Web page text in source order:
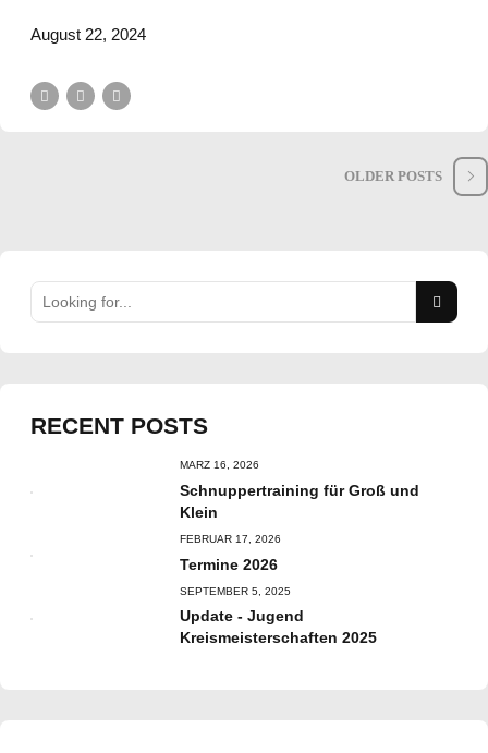
August 22, 2024
OLDER POSTS
RECENT POSTS
MÄRZ 16, 2026
Schnuppertraining für Groß und
Klein
FEBRUAR 17, 2026
Termine 2026
SEPTEMBER 5, 2025
Update - Jugend
Kreismeisterschaften 2025